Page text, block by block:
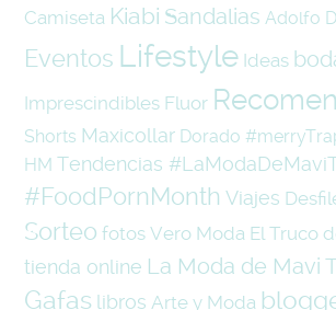
Camiseta Kiabi Sandalias Adolfo
Eventos Lifestyle Ideas
Imprescindibles Fluor
Shorts Maxicollar Dorado
HM Tendencias
#FoodPornMonth Viajes
Sorteo fotos Vero Moda El Truco
tienda online La Moda de Mavi
Gafas libros Arte y Moda